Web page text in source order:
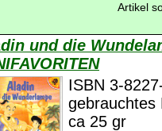
Artikel
und die
ISBN 3-
gebrauchtes
ca 25 gr